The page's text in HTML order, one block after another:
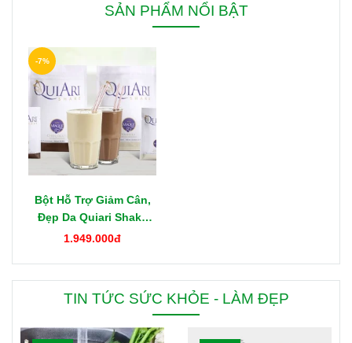
SẢN PHẨM NỔI BẬT
Bột Hỗ Trợ Giảm Cân,
Đẹp Da Quiari Shake
1000g Mỹ
1.949.000đ
-7%
TIN TỨC SỨC KHỎE - LÀM ĐẸP